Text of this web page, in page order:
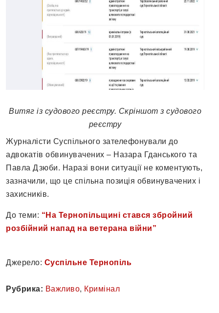
Витяг із судового реєстру. Скріншот з судового
реєстру
Журналісти Суспільного зателефонували до
адвокатів обвинувачених – Назара Гданського та
Павла Дзюби. Наразі вони ситуації не коментують,
зазначили, що це спільна позиція обвинувачених і
захисників.
До теми: “На Тернопільщині стався збройний
розбійний напад на ветерана війни”
Джерело: Суспільне Тернопіль
Рубрика: Важливо, Кримінал